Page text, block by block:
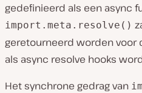
gedefinieerd als een async
import.meta.resolve()
geretourneerd worden voor
als async resolve hooks
Het synchrone gedrag van